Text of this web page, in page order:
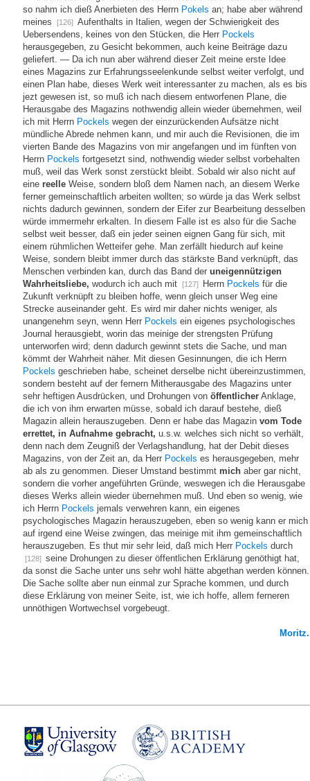
so nahm ich dieß Anerbieten des Herrn Pokels an; habe aber während
meines
[126] Aufenthalts in Italien, wegen der Schwierigkeit des
Uebersendens, keines von den Stücken, die Herr Pockels
herausgegeben, zu Gesicht bekommen, auch keine Beiträge dazu
geliefert. — Da ich nun aber während dieser Zeit meine erste Idee
eines Magazins zur Erfahrungsseelenkunde selbst weiter verfolgt, und
einen Plan habe, dieses Werk weit interessanter zu machen, als es bis
jezt gewesen ist, so muß ich nach diesem entworfenen Plane, die
Herausgabe des Magazins nothwendig allein wieder übernehmen, weil
ich mit Herrn Pockels wegen der einzurückenden Aufsätze nicht
mündliche Abrede nehmen kann, und mir auch die Revisionen, die im
vierten Bande des Magazins von mir angefangen und im fünften von
Herrn Pockels fortgesetzt sind, nothwendig wieder selbst vorbehalten
muß, weil das Werk sonst zerstückt bleibt. Sobald wir also nicht auf
eine reelle Weise, sondern bloß dem Namen nach, an diesem Werke
ferner gemeinschaftlich arbeiten wollten; so würde ja das Werk selbst
nichts dadurch gewinnen, sondern der Eifer zur Bearbeitung desselben
würde immermehr erkalten. In diesem Falle ist es also für die Sache
selbst weit besser, daß ein jeder seinen eignen Gang für sich, mit
einem rühmlichen Wetteifer gehe. Man zerfällt hiedurch auf keine
Weise, sondern bleibt immer durch das stärkste Band verknüpft, das
Menschen verbinden kan, durch das Band der uneigennützigen
Wahrheitsliebe, wodurch ich auch mit [127] Herrn Pockels für die
Zukunft verknüpft zu bleiben hoffe, wenn gleich unser Weg eine
Strecke auseinander geht. Es wird mir daher nichts weniger, als
unangenehm seyn, wenn Herr Pockels ein eigenes psychologisches
Journal herausgiebt, worin das meinige der strengsten Prüfung
unterworfen wird; denn dadurch gewinnt stets die Sache, und man
kömmt der Wahrheit näher. Mit diesen Gesinnungen, die ich Herrn
Pockels geschrieben habe, scheinet derselbe nicht übereinzustimmen,
sondern besteht auf der fernern Mitherausgabe des Magazins unter
sehr heftigen Ausdrücken, und Drohungen von öffentlicher Anklage,
die ich von ihm erwarten müsse, sobald ich darauf bestehe, dieß
Magazin allein herauszugeben. Denn er habe das Magazin vom Tode
errettet, in Aufnahme gebracht, u.s.w. welches sich nicht so verhält,
denn nach dem Zeugniß der Verlagshandlung, hat der Debit dieses
Magazins, von der Zeit an, da Herr Pockels es herausgegeben, mehr
ab als zu genommen. Dieser Umstand bestimmt mich aber gar nicht,
sondern die vorher angeführten Gründe, weswegen ich die Herausgabe
dieses Werks allein wieder übernehmen muß. Und eben so wenig, wie
ich Herrn Pockels jemals verwehren kann, ein eigenes
psychologisches Magazin herauszugeben, eben so wenig kann er mich
auf irgend eine Weise zwingen, das meinige mit ihm gemeinschaftlich
herauszugeben. Es thut mir sehr leid, daß mich Herr Pockels durch
[128] seine Drohungen zu dieser öffentlichen Erklärung genöthigt hat,
da sonst die Sache unter uns sehr wohl hätte abgethan werden können.
Die Sache sollte aber nun einmal zur Sprache kommen, und durch
diese Erklärung von meiner Seite, ist, wie ich hoffe, allem ferneren
unnöthigen Wortwechsel vorgebeugt.
Moritz.